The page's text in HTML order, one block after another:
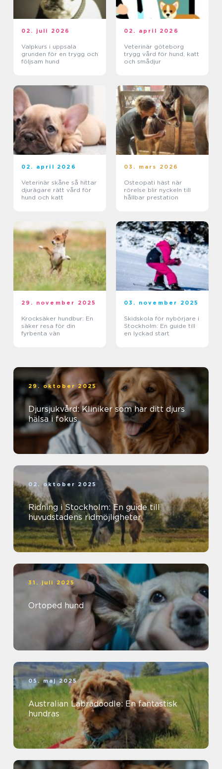
02. juli 2026
Valpkurs i uppsala
grunden för en trygg och
följsam hund
02. april 2026
Veterinär göteborg
trygg vård för hund, katt
och smådjur
02. april 2026
Veterinär skåne så hittar
djurägare rätt vård för
hund och katt
03. mars 2026
Osteopati häst när
rörelse blir nyckeln till
hållbar prestation
29. november 2025
Krocksäker hundbur: En
säker resa för din
fyrbenta vän
03. november 2025
Skidskola för nybörjare i
Stockholm: En guide till
en lyckad start
29. oktober 2025
Djursjukvård: Kliniker som har ditt djurs
hälsa i fokus
02. oktober 2025
Ridning i Stockholm: En guide till
huvudstadens ridmöjligheter
31. juli 2025
Ortoped hund
05. maj 2025
Australian Labradoodle: En fantastisk
hundras